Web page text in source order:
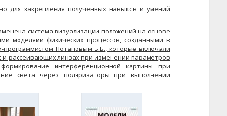
для закрепления полученных навыков и умений
система визуализации положений на основе
моделями физических процессов, созданными в
Потаповым Б.Б., которые включали
рассеивающих линзах при изменении параметров
интерференционной картины при
света через поляризаторы при выполнении